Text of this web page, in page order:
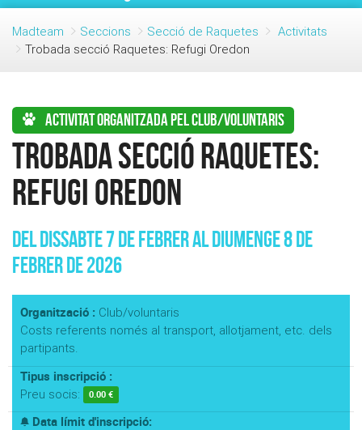
Madteam Seccions Secció de Raquetes
Activitats
Trobada secció Raquetes: Refugi Oredon
Activitat organitzada pel club/voluntaris
Trobada secció Raquetes:
Refugi Oredon
Del Dissabte 7 de Febrer al Diumenge 8 de
Febrer de 2026
Organització : Club/voluntaris
Costs referents només al transport, allotjament, etc. dels
partipants.
Tipus inscripció :
Preu socis: 0.00 €
Data límit d'inscripció: